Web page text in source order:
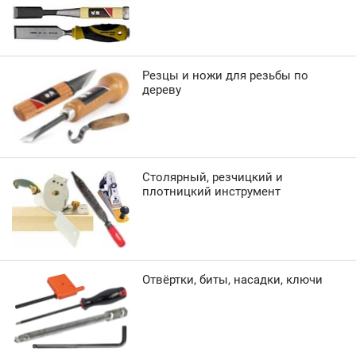
Резцы и ножи для резьбы по
дереву
Столярный, резчицкий и
плотницкий инструмент
Отвёртки, биты, насадки, ключи